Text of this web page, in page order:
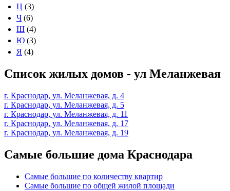
Ц (3)
Ч (6)
Ш (4)
Ю (3)
Я (4)
Список жилых домов - ул Меланжевая
г. Краснодар, ул. Меланжевая, д. 4
г. Краснодар, ул. Меланжевая, д. 5
г. Краснодар, ул. Меланжевая, д. 11
г. Краснодар, ул. Меланжевая, д. 17
г. Краснодар, ул. Меланжевая, д. 19
Самые большие дома Краснодара
Самые большие по количеству квартир
Самые большие по общей жилой площади